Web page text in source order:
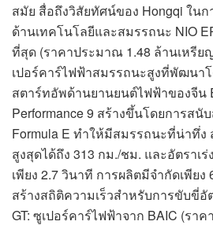
สมัย สื่อถึงวิสัยทัศน์ของ Hongqi ใน
ด้านเทคโนโลยีและสมรรถนะ NIO
ที่สุด (ราคาประมาณ 1.48 ล้านเหรีย
เปอร์คาร์ไฟฟ้าสมรรถนะสูงที่พัฒนา
สตาร์ทอัพด้านยานยนต์ไฟฟ้าของจีน
Performance 9 สร้างขึ้นโดยการส
Formula E ทำให้มีสมรรถนะที่น่าทึ่ง
สูงสุดได้ถึง 313 กม./ชม. และอัตราเร่
เพียง 2.7 วินาที การผลิตมีจำกัดเพีย
สร้างสถิติความเร็วสำหรับการขับขี่
GT: ซูเปอร์คาร์ไฟฟ้าจาก BAIC (รา